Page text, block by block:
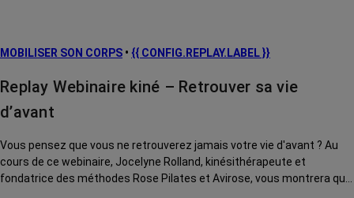
MOBILISER SON CORPS • {{ CONFIG.REPLAY.LABEL }}
Replay Webinaire kiné – Retrouver sa vie
d’avant
Vous pensez que vous ne retrouverez jamais votre vie d'avant ? Au
cours de ce webinaire, Jocelyne Rolland, kinésithérapeute et
fondatrice des méthodes Rose Pilates et Avirose, vous montrera que